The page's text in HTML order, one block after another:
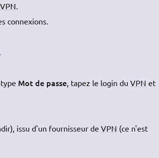
VPN
connexions.
.
Mot de passe, tapez le login duVPN et
issu d'un fournisseur de VPN (ce n'est